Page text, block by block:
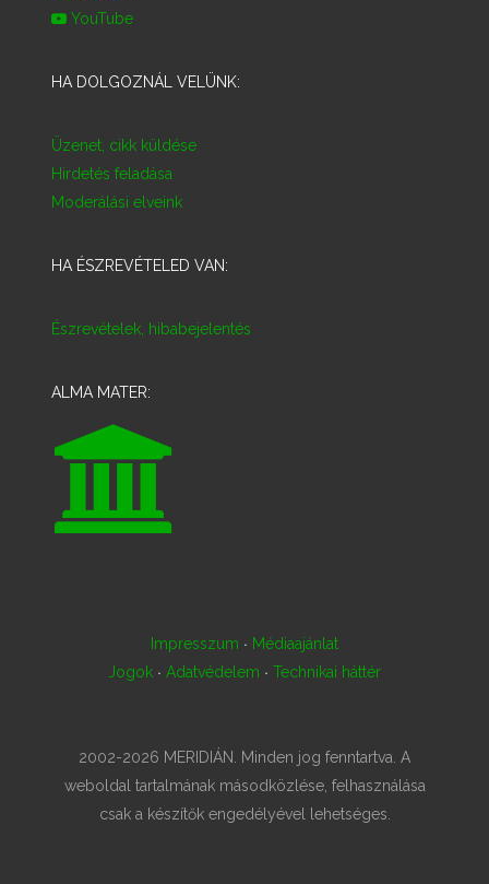
YouTube
HA DOLGOZNÁL VELÜNK:
Üzenet, cikk küldése
Hirdetés feladása
Moderálási elveink
HA ÉSZREVÉTELED VAN:
Észrevételek, hibabejelentés
ALMA MATER:
Impresszum · Médiaajánlat
Jogok · Adatvédelem · Technikai háttér
2002-2026 MERIDIÁN. Minden jog fenntartva. A
weboldal tartalmának másodközlése, felhasználása
csak a készítők engedélyével lehetséges.